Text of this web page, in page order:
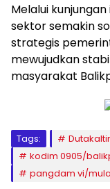
Melalui
sektor semakin
strategis
mewujudkan
masyarakat
Tags:
kodim 0905/
pangdam vi/